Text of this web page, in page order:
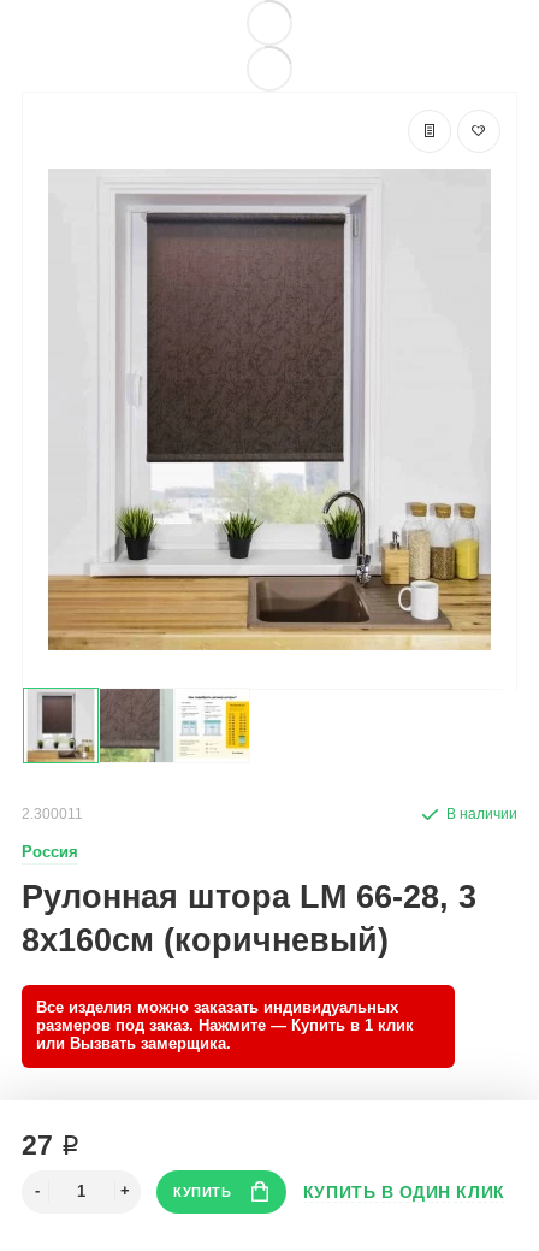
2.300011
Россия
Рулонная штора LM 66-28, 3
8х160см (коричневый)
27 ₽